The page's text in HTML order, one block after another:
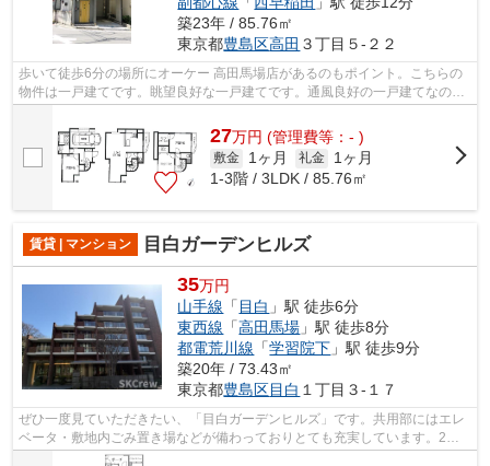
築23年 / 85.76㎡
東京都豊島区高田 ３丁目５-２２
歩いて徒歩6分の場所にオーケー 高田馬場店があるのもポイント。こちらの
物件は一戸建てです。眺望良好な一戸建てです。通風良好の一戸建てなので
いつでも新鮮な空気を味わえます。戸...
27万円 (管理費等：- )
敷金 1ヶ月 礼金
1ヶ月
1-3階 / 3LDK / 85.76㎡
賃貸 | マンション 目白ガーデンヒルズ
35万円
山手線 「 目白 」駅 徒歩6分
東西線 「高田馬場 」駅 徒歩8分
都電荒川線 「学習院下 」駅 徒歩9分
築20年 / 73.43㎡
東京都豊島区目白 １丁目３-１７
ぜひ一度見ていただきたい、「目白ガーデンヒルズ」です。共用部にはエレ
ベータ・敷地内ごみ置き場などが備わっておりとても充実しています。2駅
利用できる場所にあり、行き先に応じて...